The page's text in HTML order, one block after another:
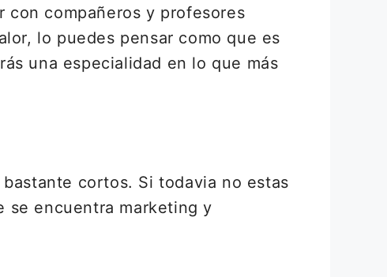
con compañeros y profesores
lo puedes pensar como que es
una especialidad en lo que más
cortos. Si todavia no estas
se encuentra marketing y